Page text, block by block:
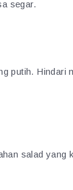
segar.
putih. Hindari
salad